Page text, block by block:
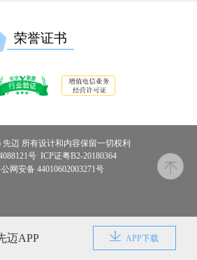
荣誉证书
先迈 所有设计和内容保留一切权利
号 ICP证粤B2-20180364
网安备 44010602003271号
迈APP APP下载